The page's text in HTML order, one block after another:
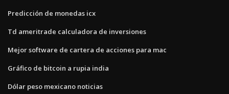
Predicción de monedas icx
Td ameritrade calculadora de inversiones
Mejor software de cartera de acciones para mac
Gráfico de bitcoin a rupia india
Dólar peso mexicano noticias